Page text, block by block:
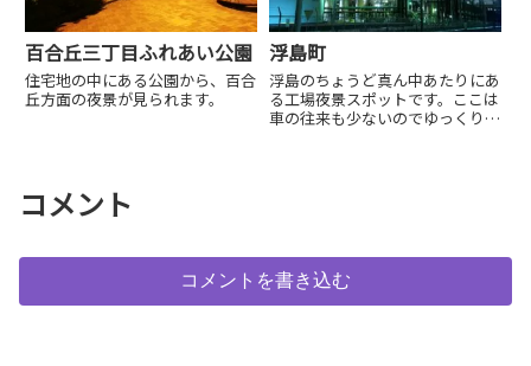
百合丘三丁目ふれあい公園
住宅地の中にある公園から、百合
丘方面の夜景が見られます。
浮島町
浮島のちょうど真ん中あたりにあ
る工場夜景スポットです。ここは
車の往来も少ないのでゆっくりと
コメント
コメントを書き込む